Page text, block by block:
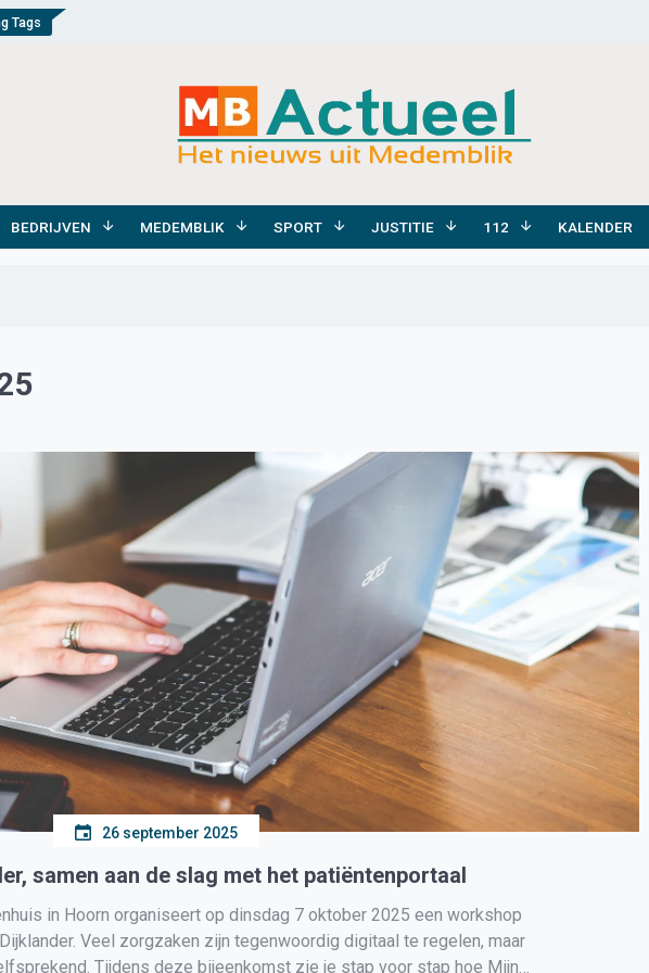
Tags
BEDRIJVEN MEDEMBLIK SPORT JUSTITIE 112 KALENDER
26 september 2025
samen aan de slag met het patiëntenportaal
in Hoorn organiseert op dinsdag 7 oktober 2025 een workshop
Veel zorgzaken zijn tegenwoordig digitaal te regelen, maar
Tijdens deze bijeenkomst zie je stap voor stap hoe Mijn